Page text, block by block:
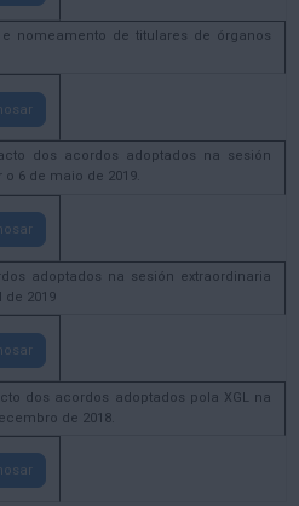
e nomeamento de titulares de órganos
dos acordos adoptados na sesión
6 de maio de 2019.
adoptados na sesión extraordinaria
2019
dos acordos adoptados pola XGL na
de 2018.